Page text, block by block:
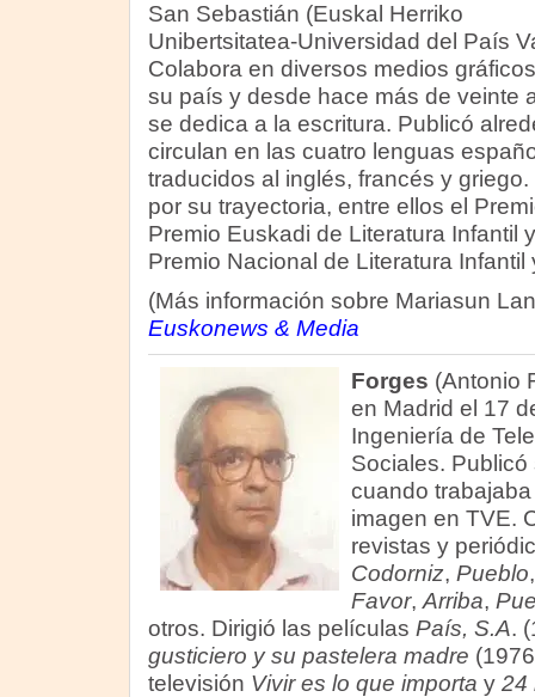
San Sebastián (Euskal Herriko
Unibertsitatea-Universidad del País
Colabora en diversos medios
su país y desde hace más de veinte
se dedica a la escritura. Publicó
circulan en las cuatro lenguas
traducidos al inglés, francés y
por su trayectoria, entre ellos el
Premio Euskadi de Literatura Infantil
Premio Nacional de Literatura Infantil
(Más información sobre Mariasun
Euskonews & Media
Forges (Antonio
en Madrid el 17
Ingeniería de
Sociales.
cuando
imagen en TVE.
revistas y
Codorniz, Pueblo
Favor, Arriba,
otros. Dirigió las películas País, S.A.
gusticiero y su pastelera madre
televisión Vivir es lo que importa y 24